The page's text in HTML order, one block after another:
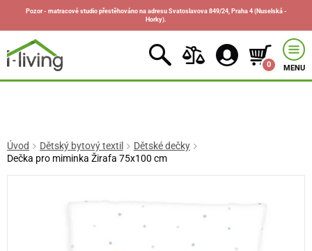
Pozor - matracové studio přestěhováno na adresu Svatoslavova 849/24, Praha 4 (Nuselská -
Horky).
0 MENU
Úvod Dětský bytový textil
Dětské dečky
Dečka pro miminka Žirafa 75x100 cm